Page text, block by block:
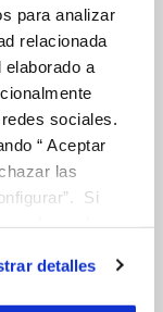
para analizar
relacionada
a
sociales.
“ Aceptar
las
Si
funcione y que
consultar
detalles